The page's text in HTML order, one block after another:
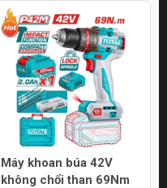
Máy khoan búa 42V
không chổi than 69Nm